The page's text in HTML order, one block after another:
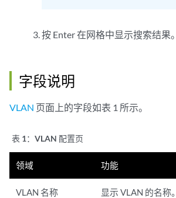
按 Enter 在网格中显示搜索结果。
字段说明
VLAN 页面上的字段如表 1 所示。
表 1： VLAN 配置页
领域 功能
VLAN 名称 显示 VLAN 的名称。